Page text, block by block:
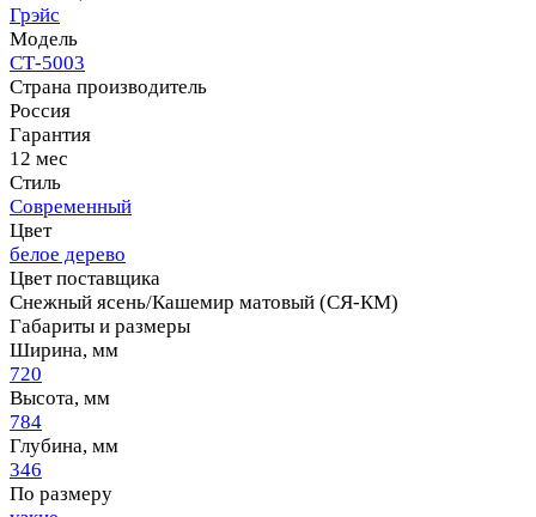
Грэйс
Модель
СТ-5003
Страна производитель
Россия
Гарантия
12 мес
Стиль
Современный
Цвет
белое дерево
Цвет поставщика
Снежный ясень/Кашемир матовый (СЯ-КМ)
Габариты и размеры
Ширина, мм
720
Высота, мм
784
Глубина, мм
346
По размеру